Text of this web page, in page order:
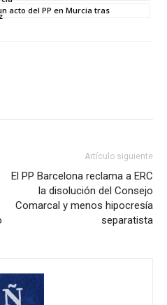
acto del PP en Murcia tras
Artículo siguiente
El PP Barcelona reclama a ERC
la disolución del Consejo
Comarcal y menos hipocresía
separatista